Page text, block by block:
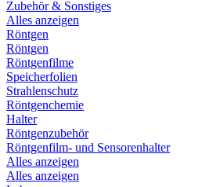
Zubehör & Sonstiges
Alles anzeigen
Röntgen
Röntgen
Röntgenfilme
Speicherfolien
Strahlenschutz
Röntgenchemie
Halter
Röntgenzubehör
Röntgenfilm- und Sensorenhalter
Alles anzeigen
Alles anzeigen